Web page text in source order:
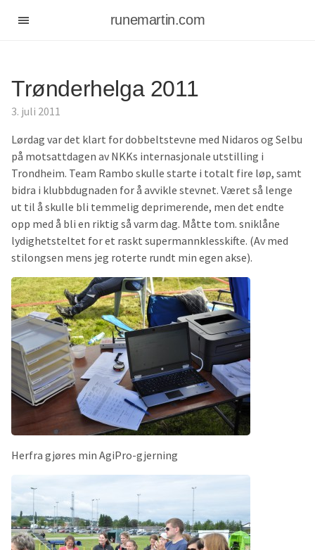
runemartin.com
Trønderhelga 2011
3. juli 2011
Lørdag var det klart for dobbeltstevne med Nidaros og Selbu
på motsattdagen av NKKs internasjonale utstilling i
Trondheim. Team Rambo skulle starte i totalt fire løp, samt
bidra i klubbdugnaden for å avvikle stevnet. Været så lenge
ut til å skulle bli temmelig deprimerende, men det endte
opp med å bli en riktig så varm dag. Måtte tom. sniklåne
lydighetsteltet for et raskt supermannklesskifte. (Av med
stilongsen mens jeg roterte rundt min egen akse).
Herfra gjøres min AgiPro-gjerning